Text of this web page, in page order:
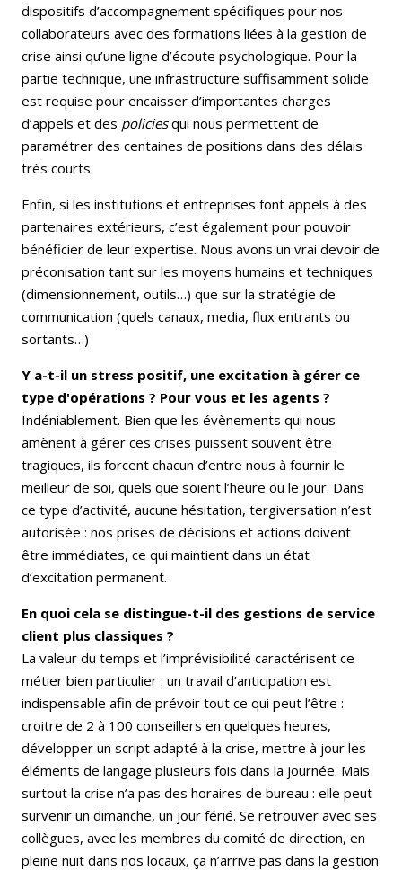
dispositifs d’accompagnement spécifiques pour nos
collaborateurs avec des formations liées à la gestion de
crise ainsi qu’une ligne d’écoute psychologique. Pour la
partie technique, une infrastructure suffisamment solide
est requise pour encaisser d’importantes charges
d’appels et des policiesqui nous permettent de
paramétrer des centaines de positions dans des délais
très courts.
Enfin, si les institutions et entreprises font appels à des
partenaires extérieurs, c’est également pour pouvoir
bénéficier de leur expertise. Nous avons un vrai devoir de
préconisation tant sur les moyens humains et techniques
(dimensionnement, outils…) que sur la stratégie de
communication (quels canaux, media, flux entrants ou
sortants…)
Y a-t-il un stress positif, une excitation à gérer ce
type d'opérations ? Pour vous et les agents ?
Indéniablement. Bien que les évènements qui nous
amènent à gérer ces crises puissent souvent être
tragiques, ils forcent chacun d’entre nous à fournir le
meilleur de soi, quels que soient l’heure ou le jour. Dans
ce type d’activité, aucune hésitation, tergiversation n’est
autorisée : nos prises de décisions et actions doivent
être immédiates, ce qui maintient dans un état
d’excitation permanent.
En quoi cela se distingue-t-il des gestions de service
client plus classiques ?
La valeur du temps et l’imprévisibilité caractérisent ce
métier bien particulier : un travail d’anticipation est
indispensable afin de prévoir tout ce qui peut l’être :
croitre de 2 à 100 conseillers en quelques heures,
développer un script adapté à la crise, mettre à jour les
éléments de langage plusieurs fois dans la journée. Mais
surtout la crise n’a pas des horaires de bureau : elle peut
survenir un dimanche, un jour férié. Se retrouver avec ses
collègues, avec les membres du comité de direction, en
pleine nuit dans nos locaux, ça n’arrive pas dans la gestion